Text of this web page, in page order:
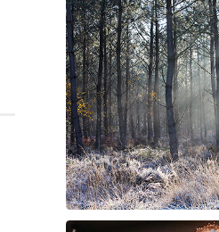
Claude Debussy
Le vent dans la plaine